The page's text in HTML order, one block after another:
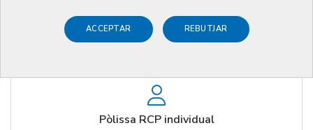
ACCEPTAR REBUTJAR
Professional per tal que puguis exercir la teva professió amb
la màxima seguretat i tranquil·litat.
Pòlissa RCP individual